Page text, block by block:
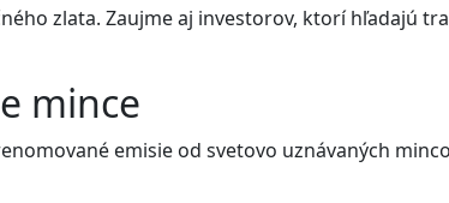
zlata. Zaujme aj investorov, ktorí hľadajú
mince
emisie od svetovo uznávaných